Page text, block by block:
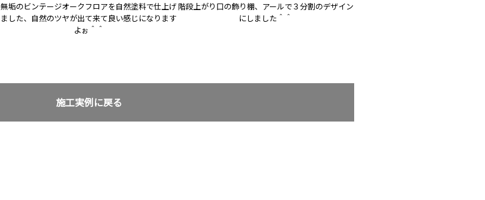
無垢のビンテージオークフロアを自然塗料で仕上げ
ました、自然のツヤが出て来て良い感じになります
よぉ＾＾
階段上がり口の飾り棚、アールで３分割のデザイン
にしました＾＾
施工実例に戻る